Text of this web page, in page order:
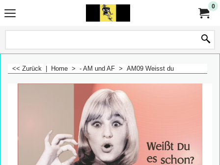
0
<< Zurück Home > - AM und AF > AM09 Weisst du